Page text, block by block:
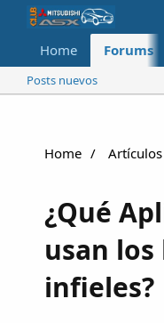
Home Forums
Posts nuevos
Home Artículos
¿Qué
usan
infieles?